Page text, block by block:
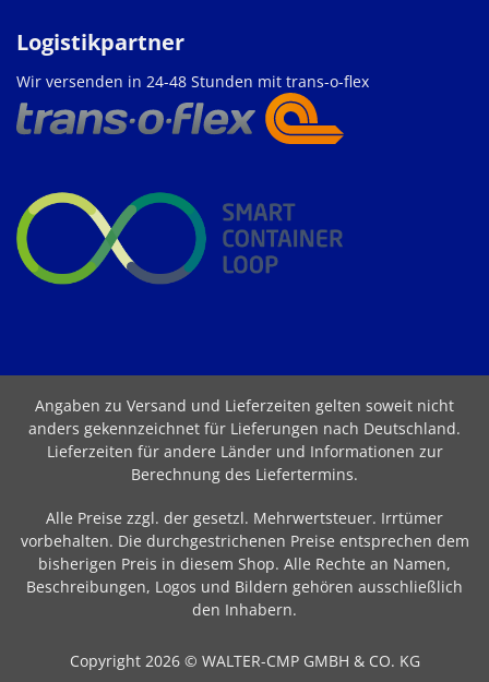
Logistikpartner
Wir versenden in 24-48 Stunden mit trans-o-flex
Angaben zu Versand und Lieferzeiten gelten soweit nicht
anders gekennzeichnet für Lieferungen nach Deutschland.
Lieferzeiten für andere Länder und Informationen zur
Berechnung des Liefertermins.
Alle Preise zzgl. der gesetzl. Mehrwertsteuer. Irrtümer
vorbehalten. Die durchgestrichenen Preise entsprechen dem
bisherigen Preis in diesem Shop. Alle Rechte an Namen,
Beschreibungen, Logos und Bildern gehören ausschließlich
den Inhabern.
Copyright 2026 © WALTER-CMP GMBH & CO. KG